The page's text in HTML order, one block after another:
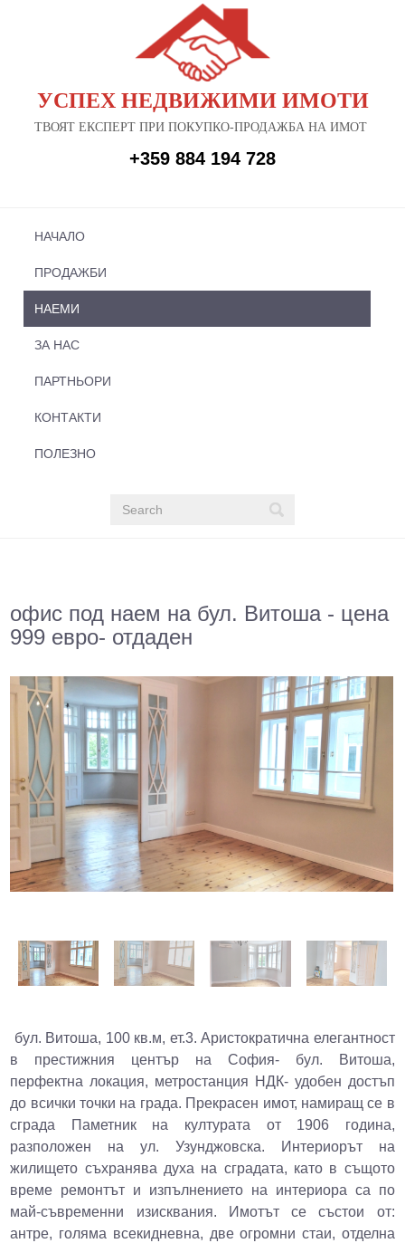
УСПЕХ НЕДВИЖИМИ ИМОТИ
ТВОЯТ ЕКСПЕРТ ПРИ ПОКУПКО-ПРОДАЖБА НА ИМОТ
+359 884 194 728
НАЧАЛО
ПРОДАЖБИ
НАЕМИ
ЗА НАС
ПАРТНЬОРИ
КОНТАКТИ
ПОЛЕЗНО
офис под наем на бул. Витоша - цена
999 евро- отдаден
бул. Витоша, 100 кв.м, ет.3. Аристократична елегантност
в престижния център на София- бул. Витоша,
перфектна локация, метростанция НДК- удобен достъп
до всички точки на града. Прекрасен имот, намиращ се в
сграда Паметник на културата от 1906 година,
разположен на ул. Узунджовска. Интериорът на
жилището съхранява духа на сградата, като в същото
време ремонтът и изпълнението на интериора са по
май-съвременни изисквания. Имотът се състои от:
антре, голяма всекидневна, две огромни стаи, отделна